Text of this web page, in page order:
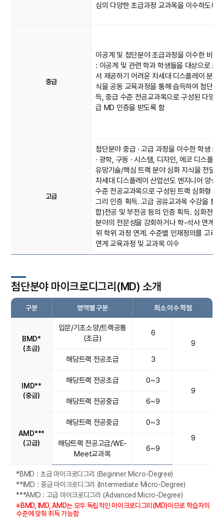
심의 다양한 초급과정 교과목을 이수하도록
중급
이공계 및 첨단분야 초급과정을 이수한 비이
: 이공계 및 관련 학과 학생들을 대상으로 소
서 제공하기 어려운 차세대 디스플레이 분야
식을 공동 교육과정을 통해 습득하여 첨단기
득, 중급 수준 전공교과목으로 구성된 다양
급 MD 인증을 받도록 함
고급
첨단분야 중급 · 고급 과정을 이수한 학생 :
· 광학, 구동 · 시스템, 디자인, 에코 디스플레
유망기술/핵심 트랙 분야 심화 지식을 전달하
차세대 디스플레이 산업선도 엔지니어 양성 :
수준 전공교과목으로 구성된 트랙 심화형 마
그리 인증 획득. 고급 공유교과목 수강을 통
합)전공 및 부전공 등의 인증 획득. 심화전공
분야의 전문성을 강화하거나 학-석사 연계를
위 학위 과정 연계. 수준별 인재정의를 고려한
연계 교육과정 및 교과목 이수
첨단분야 마이크로디그리(MD) 소개
구분 영역별 구분 최소 이수 학점
BMD*
(초급)
입문/기초소양/트랙공통
(초급)
6
9
해당트랙 전공초급
3
IMD**
(중급)
해당트랙 전공초급
0~3
9
해당트랙 전공중급
6~9
AMD***
(고급)
해당트랙 전공중급
0~3
9
해당트랙 전공고급/WE-
Meet교과목
6~9
*BMD : 초급 마이크로디그리 (Beginner Micro-Degree)
**IMD : 중급 마이크로디그리 (Intermediate Micro-Degree)
***AMD : 고급 마이크로디그리 (Advanced Micro-Degree)
※BMD, IMD, AMD는 모두 독립적인 마이크로디그리(MD)이므로 학습자의
수준에 맞춰 취득 가능함